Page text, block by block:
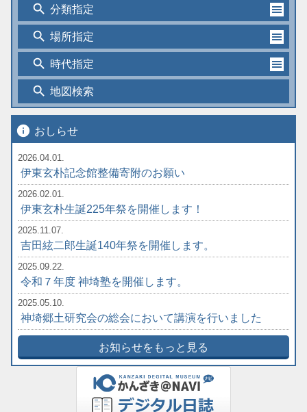
search 分類指定
search 場所指定
search 時代指定
search 地図検索
info おしらせ
2026.04.01.
伊東玄朴記念館整備寄附のお願い
2026.02.01.
伊東玄朴生誕225年祭を開催します！
2025.11.07.
吉田絃二郎生誕140年祭を開催します。
2025.09.22.
令和７年度 神埼塾を開催します。
2025.05.10.
神埼郷土研究会の総会において講演を行いました
お知らせをもっと見る